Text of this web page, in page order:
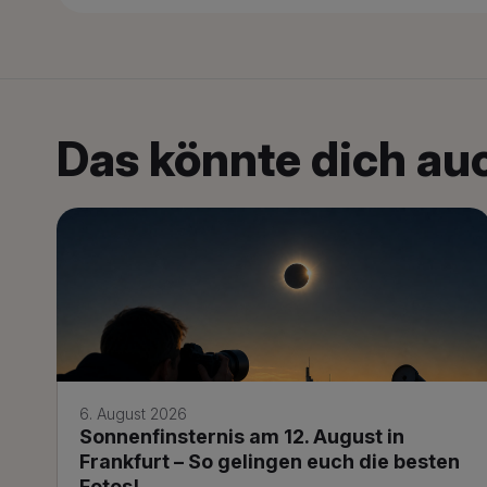
Das könnte dich
6. August 2026
Sonnenfinsternis am 12. August in
Frankfurt – So gelingen euch die besten